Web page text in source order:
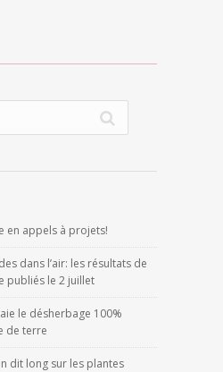
en appels à projets!
dans l’air: les résultats de
publiés le 2 juillet
le désherbage 100%
de terre
dit long sur les plantes